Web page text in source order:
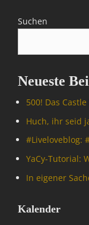
p
t
r
I
e
e
Suchen
Neueste
500! Das
Huch, ihr seid
#Livelove­blog:
YaCy-Tutorial:
In eigener
Kalender